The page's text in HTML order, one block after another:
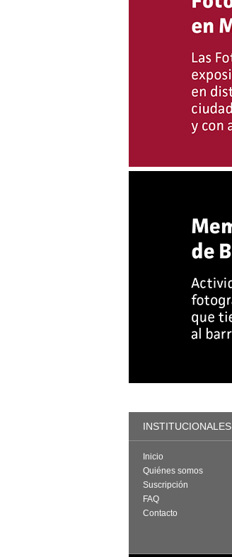
INSTITUCIONALES
Inicio
Quiénes somos
Suscripción
FAQ
Contacto